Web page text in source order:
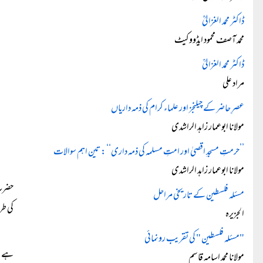
کی
ڈاکٹر محمد الغزالیؒ
محمد آصف محمود ایڈووکیٹ
ڈاکٹر محمد الغزالیؒ
مراد علی
عصرِ حاضر کے چیلنجز اور علماء کرام کی ذمہ داریاں
مولانا ابوعمار زاہد الراشدی
’’حرمتِ مسجدِ اقصیٰ اور امتِ مسلمہ کی ذمہ داری‘‘: تین اہم سوالات
مولانا ابوعمار زاہد الراشدی
مسئلہ فلسطین کے تاریخی مراحل
الجزیرہ
"مسئلہ فلسطین " کی تقریب رونمائی
مولانا محمد اسامہ قاسم